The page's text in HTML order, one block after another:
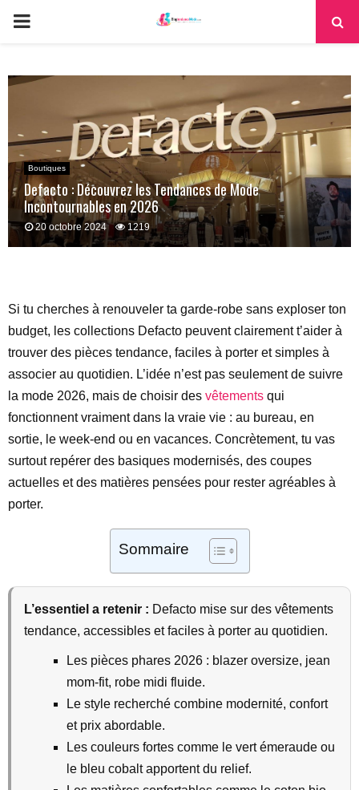
PRIMARY
Boutiques
Defacto : Découvrez les Tendances de Mode
Incontournables en 2026
20 octobre 2024 1219
Si tu cherches à renouveler ta garde-robe sans exploser ton
budget, les collections Defacto peuvent clairement t’aider à
trouver des pièces tendance, faciles à porter et simples à
associer au quotidien. L’idée n’est pas seulement de suivre
la mode 2026, mais de choisir des vêtements qui
fonctionnent vraiment dans la vraie vie : au bureau, en
sortie, le week-end ou en vacances. Concrètement, tu vas
surtout repérer des basiques modernisés, des coupes
actuelles et des matières pensées pour rester agréables à
porter.
Sommaire
L’essentiel a retenir : Defacto mise sur des vêtements
tendance, accessibles et faciles à porter au quotidien.
Les pièces phares 2026 : blazer oversize, jean
mom-fit, robe midi fluide.
Le style recherché combine modernité, confort
et prix abordable.
Les couleurs fortes comme le vert émeraude ou
le bleu cobalt apportent du relief.